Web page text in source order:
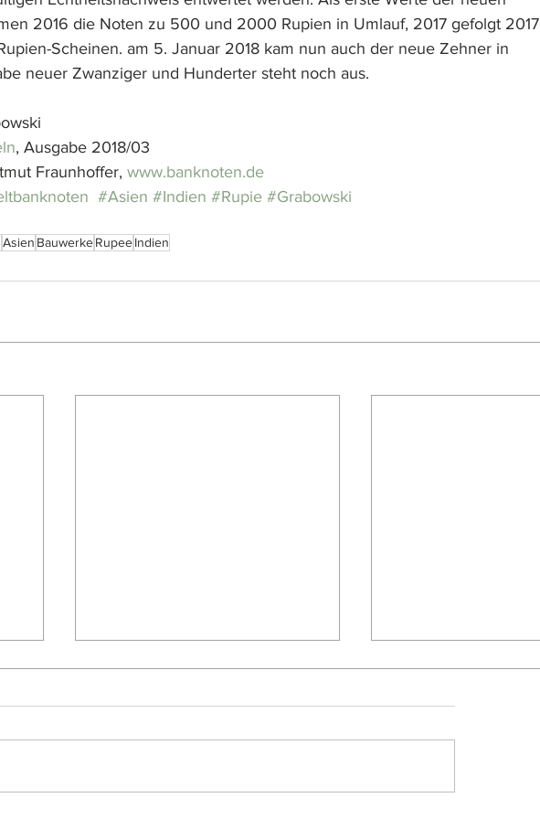
2016 die Noten zu 500 und 2000 Rupien in Umlauf, 2017 gefolgt 2017
Scheinen. am 5. Januar 2018 kam nun auch der neue Zehner in
neuer Zwanziger und Hunderter steht noch aus.
, Ausgabe 2018/03
Fraunhoffer, www.banknoten.de
#Asien #Indien #Rupie #Grabowski
Asien BauwerkeRupeeIndien